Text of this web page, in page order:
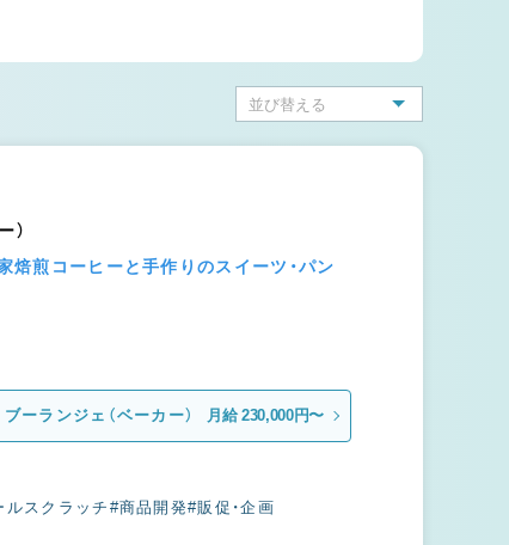
）
焙煎コーヒーと手作りのスイーツ・パン
ブーランジェ（ベーカー） 月給 230,000円〜
ルスクラッチ #商品開発#販促・企画